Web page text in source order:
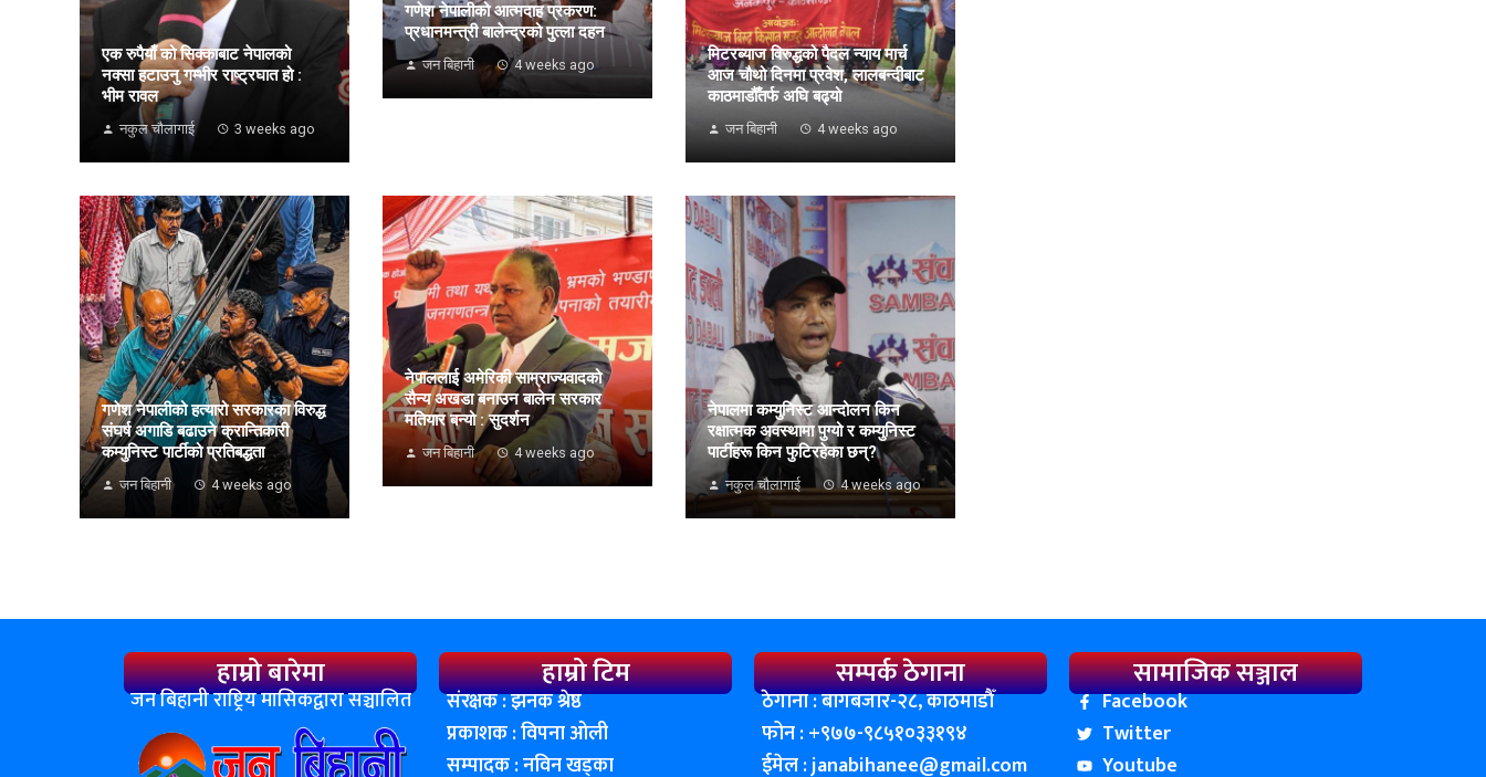
एक रुपैयाँ को सिक्काबाट नेपालको
नक्सा हटाउनु गम्भीर राष्ट्रघात हो :
भीम रावल
नकुल चौलागाई 3 weeks ago
गणेश नेपालीको आत्मदाह प्रकरण:
प्रधानमन्त्री बालेन्द्रको पुत्ला दहन
जन बिहानी 4 weeks ago
मिटरब्याज विरुद्धको पैदल न्याय मार्च
आज चौथो दिनमा प्रवेश, लालबन्दीबाट
काठमाडौँतर्फ अघि बढ्यो
जन बिहानी 4 weeks ago
गणेश नेपालीको हत्यारो सरकारका विरुद्ध
संघर्ष अगाडि बढाउने क्रान्तिकारी
कम्युनिस्ट पार्टीको प्रतिबद्धता
जन बिहानी 4 weeks ago
नेपाललाई अमेरिकी साम्राज्यवादको
सैन्य अखडा बनाउन बालेन सरकार
मतियार बन्यो : सुदर्शन
जन बिहानी 4 weeks ago
नेपालमा कम्युनिस्ट आन्दोलन किन
रक्षात्मक अवस्थामा पुग्यो र कम्युनिस्ट
पार्टीहरू किन फुटिरहेका छन्?
नकुल चौलागाई 4 weeks ago
हाम्रो बारेमा
जन बिहानी राष्ट्रिय मासिकद्वारा सञ्चालित
हाम्रो टिम
संरक्षक : झनक श्रेष्ठ
प्रकाशक : विपना ओली
सम्पादक : नविन खड्का
सम्पर्क ठेगाना
ठेगाना : बागबजार-२८, काठमाडाैँ
फोन : ‌+९७७-९८५१०३३१९४
ईमेल :janabihanee@gmail.com
सामाजिक सञ्जाल
Facebook
Twitter
Youtube